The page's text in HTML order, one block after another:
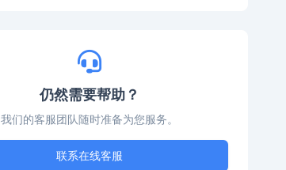
仍然需要帮助？
我们的客服团队随时准备为您服务。
联系在线客服